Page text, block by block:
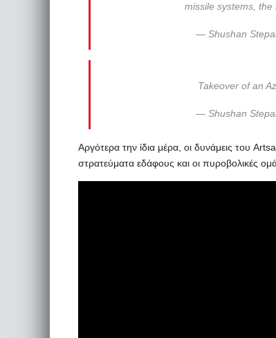
missile systems, the
— Shushan
Takeover of an
— Shushan
Αργότερα την ίδια μέρα, οι δυνάμεις του
στρατεύματα εδάφους και οι πυροβολικές